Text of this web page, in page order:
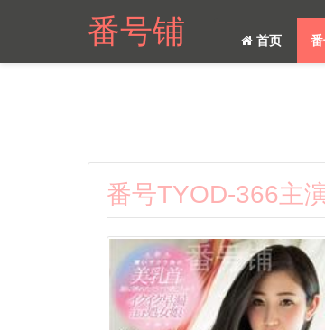
番号铺 首页
番号TYOD-366主